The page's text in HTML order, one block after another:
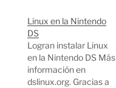
Linux en la Nintendo
DS
Logran instalar Linux
en la Nintendo DS Más
información en
dslinux.org. Gracias a